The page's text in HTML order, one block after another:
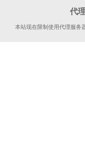
代
本站现在限制使用代理服务